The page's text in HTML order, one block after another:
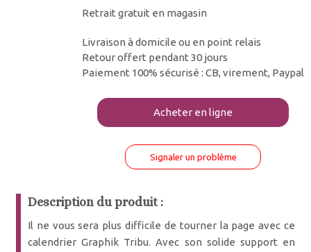
Retrait gratuit en magasin
Livraison à domicile ou en point relais
Retour offert pendant 30 jours
Paiement 100% sécurisé : CB, virement, Paypal
Acheter en ligne
Signaler un problème
Description du produit :
Il ne vous sera plus difficile de tourner la page avec ce
calendrier Graphik Tribu. Avec son solide support en